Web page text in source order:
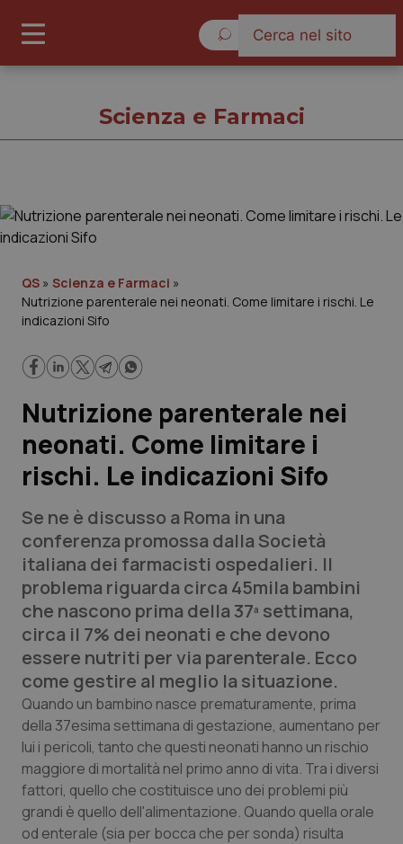
Governo e Parlamento
Regioni e Asl
Lavoro e Professioni
Scienza e Farmaci
Studi e Analisi
Lettere al direttore
Edizioni Regionali
QS Pro
Professionisti Sanitari.AI
Abruzzo
Basilicata
Calabria
QS Pro Gold
Artrite & artrosi
Asma & BPCO
QS Club Newsletter
Scienza e Farmaci
QS » Scienza e Farmaci »
Nutrizione parenterale nei neonati. Come limitare i rischi. Le
indicazioni Sifo
Nutrizione parenterale nei
neonati. Come limitare i
rischi. Le indicazioni Sifo
Se ne è discusso a Roma in una
conferenza promossa dalla Società
italiana dei farmacisti ospedalieri. Il
problema riguarda circa 45mila bambini
che nascono prima della 37ª settimana,
circa il 7% dei neonati e che devono
essere nutriti per via parenterale. Ecco
come gestire al meglio la situazione.
Quando un bambino nasce prematuramente, prima
della 37esima settimana di gestazione, aumentano per
lui i pericoli, tanto che questi neonati hanno un rischio
maggiore di mortalità nel primo anno di vita. Tra i diversi
fattori, quello che costituisce uno dei problemi più
grandi è quello dell'alimentazione. Quando quella orale
od enterale (sia per bocca che per sonda) risulta